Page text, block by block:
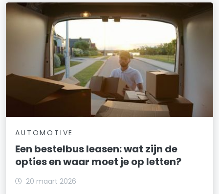
AUTOMOTIVE
Een bestelbus leasen: wat zijn de
opties en waar moet je op letten?
20 maart 2026